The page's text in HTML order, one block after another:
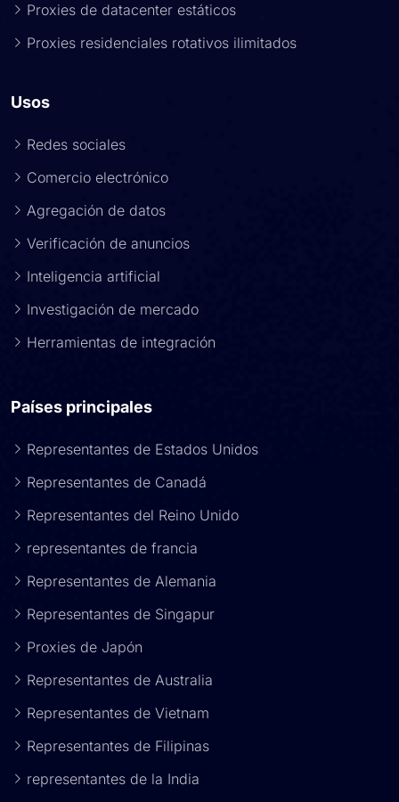
Proxies de datacenter estáticos
Proxies residenciales rotativos ilimitados
Usos
Redes sociales
Comercio electrónico
Agregación de datos
Verificación de anuncios
Inteligencia artificial
Investigación de mercado
Herramientas de integración
Países principales
Representantes de Estados Unidos
Representantes de Canadá
Representantes del Reino Unido
representantes de francia
Representantes de Alemania
Representantes de Singapur
Proxies de Japón
Representantes de Australia
Representantes de Vietnam
Representantes de Filipinas
representantes de la India